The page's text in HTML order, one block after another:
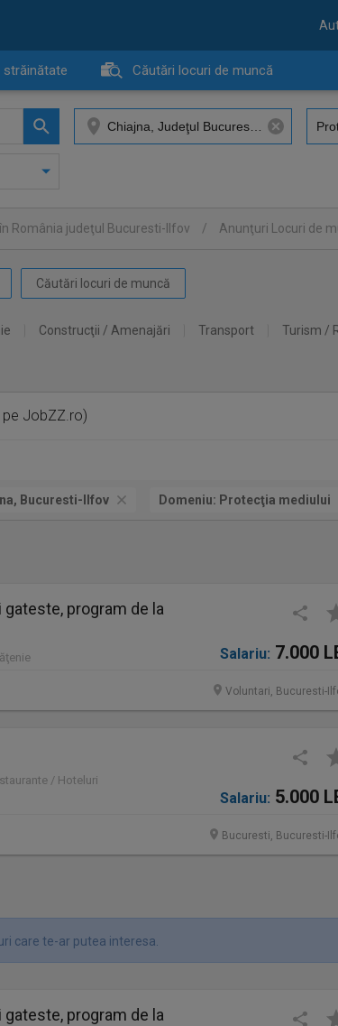
străinătate Căutări locuri de muncă
România judeţul Bucuresti-Ilfov / Anunţuri Locuri de
Căutări locuri de muncă
Construcţii / Amenajări Transport Turism /
pe JobZZ.ro)
Bucuresti-Ilfov Domeniu: Protecţia mediului
program de la
Salariu: 7.000
Voluntari, Bucuresti-
/ Hoteluri
Salariu: 5.000
Bucuresti, Bucuresti-
care te-ar putea interesa.
program de la